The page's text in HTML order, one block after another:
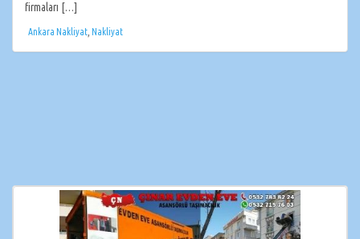
firmaları […]
Ankara Nakliyat Nakliyat